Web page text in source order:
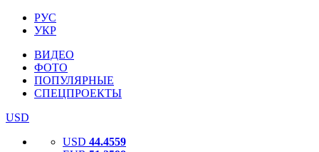
РУС
УКР
ВИДЕО
ФОТО
ПОПУЛЯРНЫЕ
СПЕЦПРОЕКТЫ
USD
USD 44.4559